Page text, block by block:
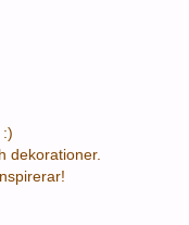
dekorationer.